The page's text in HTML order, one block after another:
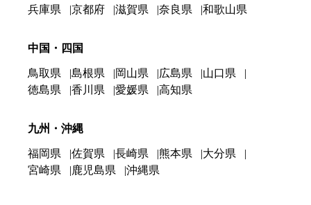
兵庫県
京都府 滋賀県 奈良県 和歌山県
中国・四国
鳥取県 島根県 岡山県 広島県
山口県
徳島県
香川県 愛媛県 高知県
九州・沖縄
福岡県 佐賀県 長崎県 熊本県
大分県
宮崎県
鹿児島県 沖縄県